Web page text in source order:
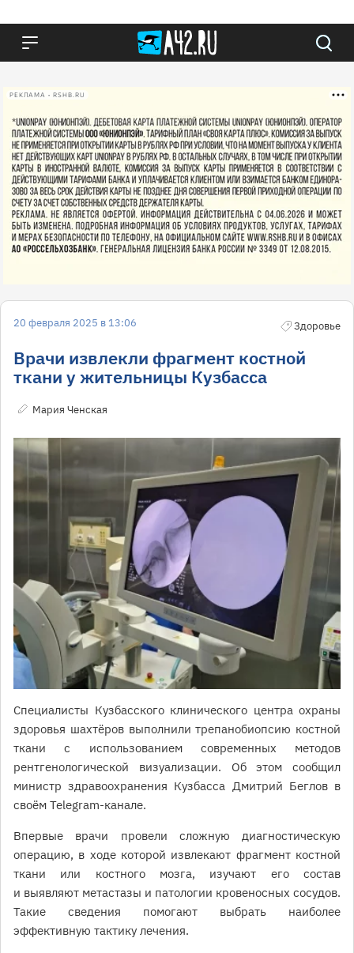
РЕКЛАМА • RSHB.RU
20 февраля 2025 в 13:06 Здоровье
Врачи извлекли фрагмент костной
ткани у жительницы Кузбасса
Мария Ченская
Специалисты Кузбасского клинического центра охраны
здоровья шахтёров выполнили трепанобиопсию костной
ткани с использованием современных методов
рентгенологической визуализации. Об этом сообщил
министр здравоохранения Кузбасса Дмитрий Беглов в
своём Telegram-канале.
Впервые врачи провели сложную диагностическую
операцию, в ходе которой извлекают фрагмент костной
ткани или костного мозга, изучают его состав
и выявляют метастазы и патологии кровеносных сосудов.
Такие сведения помогают выбрать наиболее
эффективную тактику лечения.